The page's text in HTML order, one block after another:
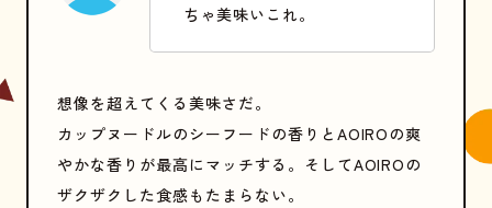
ちゃ美味いこれ。
想像を超えてくる美味さだ。
カップヌードルのシーフードの香りとAOIROの爽
やかな香りが最高にマッチする。そしてAOIROの
ザクザクした食感もたまらない。